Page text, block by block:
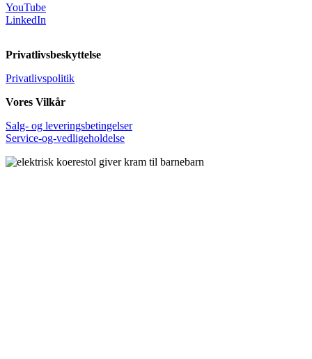
YouTube
LinkedIn
Privatlivsbeskyttelse
Privatlivspolitik
Vores Vilkår
Salg- og leveringsbetingelser
Service-og-vedligeholdelse